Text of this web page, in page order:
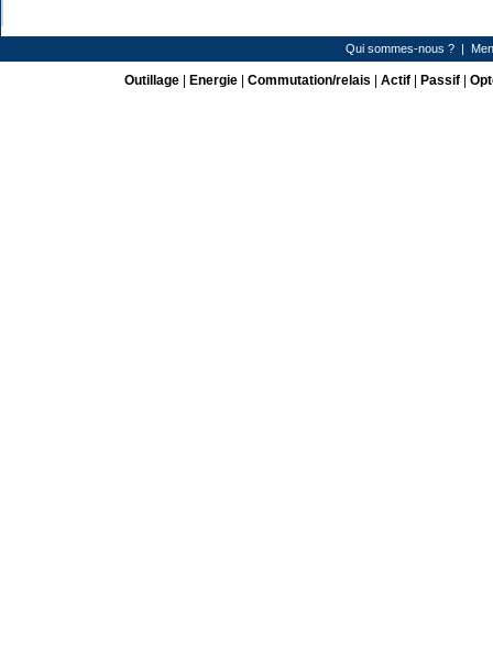
Qui sommes-nous ? |
Outillage| Energie| Commutation/relais Actif| Passif|